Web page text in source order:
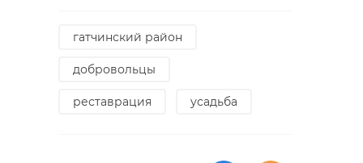
гатчинский район
добровольцы
реставрация усадьба